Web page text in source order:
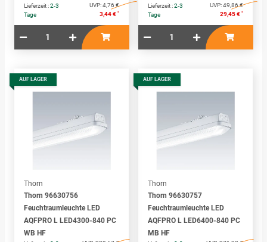
Lieferzeit :2-3
Tage
UVP:4,76 €
3,44 € *
Lieferzeit :2-3
Tage
UVP:49,86 €
29,45 € *
AUF LAGER
Thorn
Thorn 96630756
Feuchtraumleuchte LED
AQFPRO L LED4300-840 PC
WB HF
AUF LAGER
Thorn
Thorn 96630757
Feuchtraumleuchte LED
AQFPRO L LED6400-840 PC
MB HF